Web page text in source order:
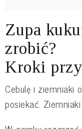
Zupa
zrobić?
Kroki
Cebulę i ziemniaki
posiekać.